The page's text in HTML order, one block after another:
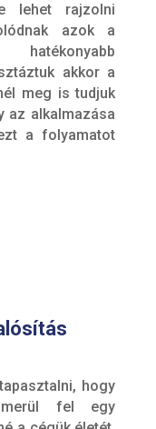
lehet rajzolni
azok a
hatékonyabb
akkor a
meg is tudjuk
az alkalmazása
a folyamatot
hogy
fel egy